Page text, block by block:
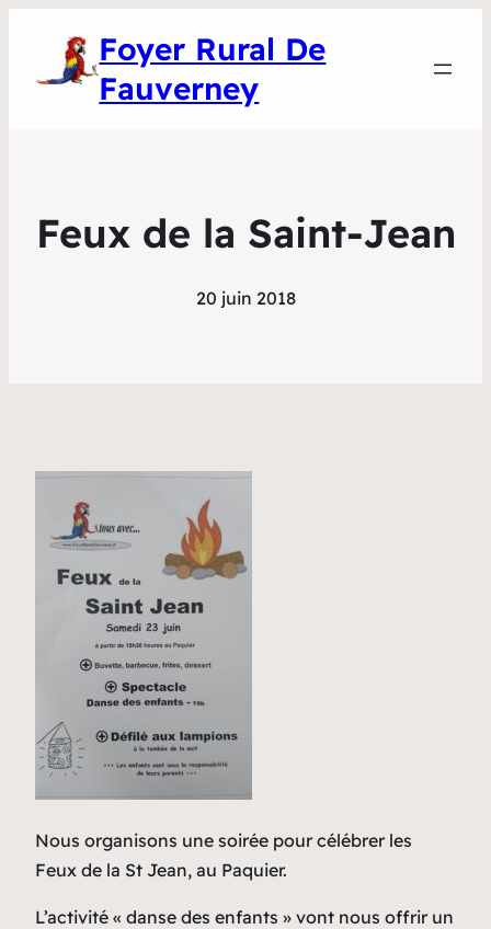
Foyer Rural De
Fauverney
Feux de la Saint-Jean
20 juin 2018
Nous organisons une soirée pour célébrer les
Feux de la St Jean, au Paquier.
L’activité « danse des enfants » vont nous offrir un